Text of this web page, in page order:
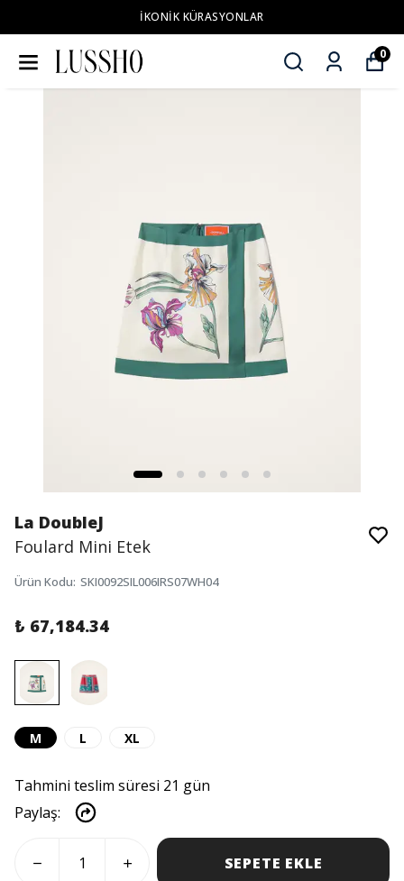
İKONİK KÜRASYONLAR
0
La DoubleJ
Foulard Mini Etek
Ürün Kodu: SKI0092SIL006IRS07WH04
₺ 67,184.34
M L XL
Tahmini teslim süresi 21 gün
Paylaş:
SEPETE EKLE